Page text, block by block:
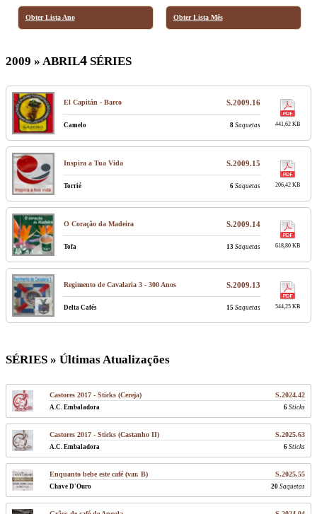
Obter Lista Ano Obter Lista Mês
2009 » ABRIL4 SÉRIES
El Capitán - Barco S.2009.16
441,62 KB
Camelo 8 Saquetas
Inspira a Tua Vida S.2009.15
206,42 KB
Torrié 6 Saquetas
O Coração da Madeira S.2009.14
618,80 KB
Tofa 13 Saquetas
Regimento de Cavalaria 3 - 300 Anos S.2009.13
544,25 KB
Delta Cafés 15 Saquetas
SÉRIES » Últimas Atualizações
Castores 2017 - Sticks (Cereja) S.2024.42
A.C. Embaladora 6 Sticks
Castores 2017 - Sticks (Castanho II) S.2025.63
A.C. Embaladora 6 Sticks
Enquanto bebe este café (var. B) S.2025.55
Chave D'Ouro 20 Saquetas